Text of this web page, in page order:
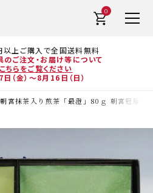
上ご購入で全国送料無料
ご注文・お届け等について
ちらをご覧ください
（金）～8月16日（日）
0
宮抹茶入り煎茶「最澄」80ｇ 朝宮冠雁